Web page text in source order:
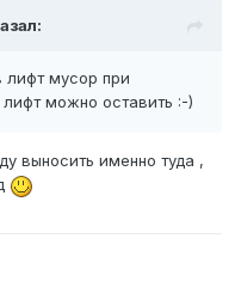
лифт мусор при
можно оставить :-)
выносить именно туда ,